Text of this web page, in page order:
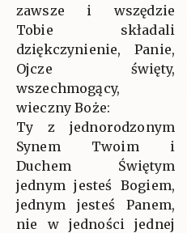
zawsze i wszędzie
Tobie składali
dziękczynienie, Panie,
Ojcze święty,
wszechmogący,
wieczny Boże:
Ty z jednorodzonym
Synem Twoim i
Duchem Świętym
jednym jesteś Bogiem,
jednym jesteś Panem,
nie w jedności jednej